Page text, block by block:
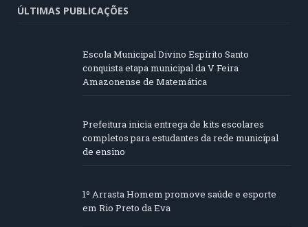
ÚLTIMAS PUBLICAÇÕES
Escola Municipal Divino Espírito Santo
conquista etapa municipal da V Feira
Amazonense de Matemática
Prefeitura inicia entrega de kits escolares
completos para estudantes da rede municipal
de ensino
1º Arrasta Homem promove saúde e esporte
em Rio Preto da Eva